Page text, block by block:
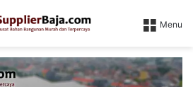
Menu